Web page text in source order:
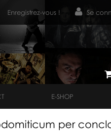
Enregistrez-vous ! Se
E-SHOP
per